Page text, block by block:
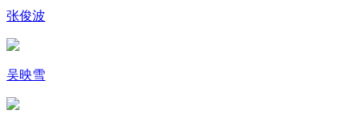
张俊波
吴映雪